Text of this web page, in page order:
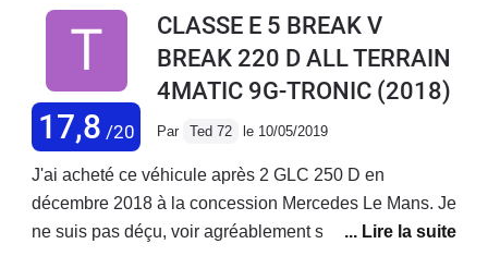
jantes 18' airmatic un must
17,8 /20
CLASSE E 5 BREAK V
BREAK 220 D ALL TERRAIN
4MATIC 9G-TRONIC (2018)
Par Ted 72 le 10/05/2019
J'ai acheté ce véhicule après 2 GLC 250 D en
décembre 2018 à la concession Mercedes Le Mans. Je
ne suis pas déçu, voir agréablement surpris. Véhicule